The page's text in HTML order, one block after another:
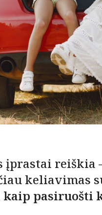
įprastai reiškia
keliavimas
kaip pasiruošti